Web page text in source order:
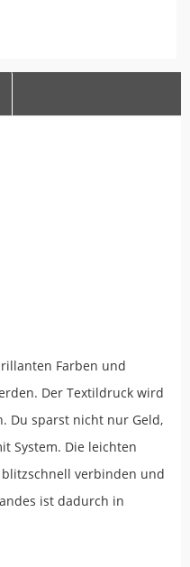
Farben und
Der Textildruck wird
Du sparst nicht nur Geld,
System. Die leichten
verbinden und
ist dadurch in